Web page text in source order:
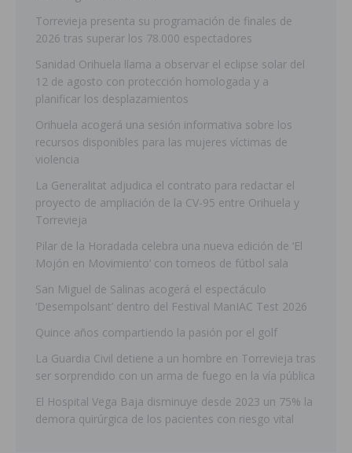
Torrevieja presenta su programación de finales de
2026 tras superar los 78.000 espectadores
Sanidad Orihuela llama a observar el eclipse solar del
12 de agosto con protección homologada y a
planificar los desplazamientos
Orihuela acogerá una sesión informativa sobre los
recursos disponibles para las mujeres víctimas de
violencia
La Generalitat adjudica el contrato para redactar el
proyecto de ampliación de la CV-95 entre Orihuela y
Torrevieja
Pilar de la Horadada celebra una nueva edición de ‘El
Mojón en Movimiento’ con torneos de fútbol sala
San Miguel de Salinas acogerá el espectáculo
‘Desempolsant’ dentro del Festival ManIAC Test 2026
Quince años compartiendo la pasión por el golf
La Guardia Civil detiene a un hombre en Torrevieja tras
ser sorprendido con un arma de fuego en la vía pública
El Hospital Vega Baja disminuye desde 2023 un 75% la
demora quirúrgica de los pacientes con riesgo vital